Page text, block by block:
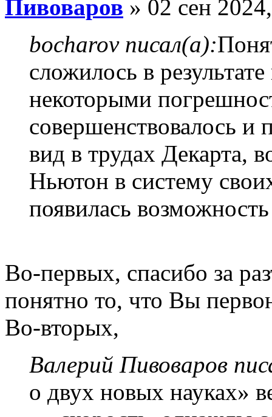
Пивоваров » 02 сен
bocharov писал(а):
сложилось в
некоторыми
совершенствовалось и
вид в трудах Декарта,
Ньютон в систему
появилась
Во-первых, спасибо за
понятно то, что Вы
Во-вторых,
Валерий Пивоваров
о двух новых науках»